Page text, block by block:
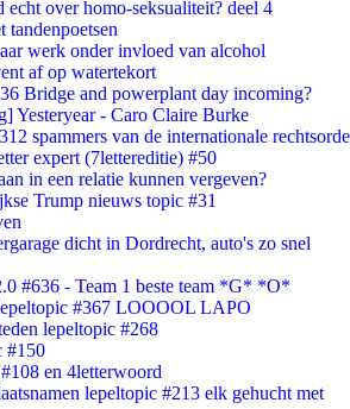
echt over homo-seksualiteit? deel 4
tandenpoetsen
werk onder invloed van alcohol
af op watertekort
Bridge and powerplant day incoming?
Yesteryear - Caro Claire Burke
spammers van de internationale rechtsorde
expert (7lettereditie) #50
in een relatie kunnen vergeven?
Trump nieuws topic #31
dicht in Dordrecht, auto's zo snel
#636 - Team 1 beste team *G* *O*
#367 LOOOOL LAPO
lepeltopic #268
#150
en 4letterwoord
lepeltopic #213 elk gehucht met